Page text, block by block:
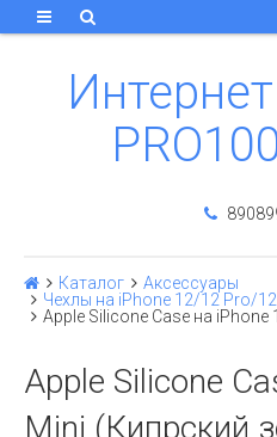
Каталог
Аксессуары
Чехлы на iPhone 12/12 Pro/
Apple Silicone Case на
Apple Silicone
Mini (Кипрский